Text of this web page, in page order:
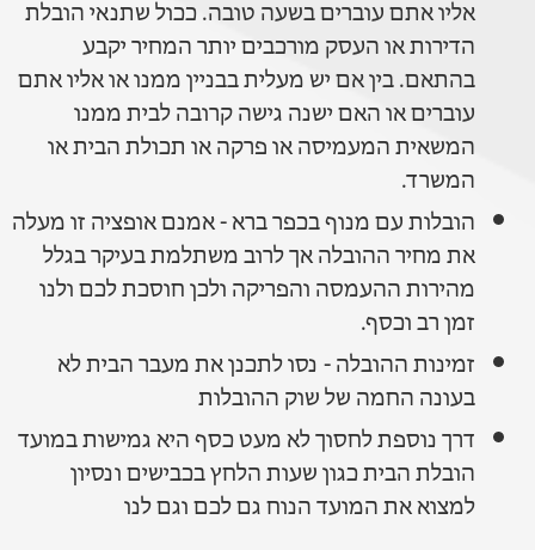
אליו אתם עוברים בשעה טובה. ככול שתנאי הובלת
הדירות או העסק מורכבים יותר המחיר יקבע
בהתאם. בין אם יש מעלית בבניין ממנו או אליו אתם
עוברים או האם ישנה גישה קרובה לבית ממנו
המשאית המעמיסה או פרקה או תכולת הבית או
המשרד.
הובלות עם מנוף בכפר ברא - אמנם אופציה זו מעלה
את מחיר ההובלה אך לרוב משתלמת בעיקר בגלל
מהירות ההעמסה והפריקה ולכן חוסכת לכם ולנו
זמן רב וכסף.
זמינות ההובלה - נסו לתכנן את מעבר הבית לא
בעונה החמה של שוק ההובלות
דרך נוספת לחסוך לא מעט כסף היא גמישות במועד
הובלת הבית כגון שעות הלחץ בכבישים ונסיון
למצוא את המועד הנוח גם לכם וגם לנו